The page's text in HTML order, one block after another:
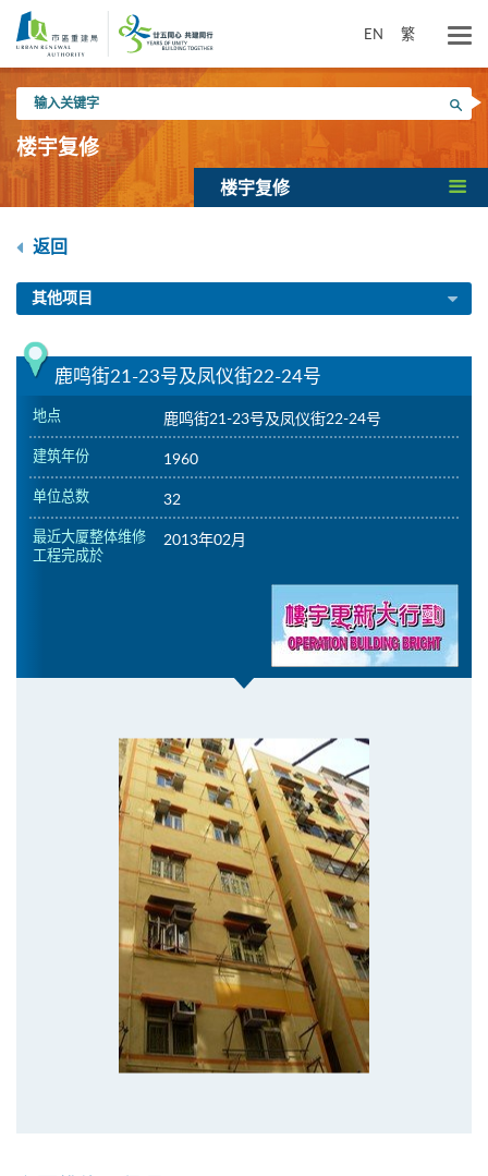
内
EN 繁
入
关
键
搜寻
楼宇复修
楼宇复修
返回
其他项目
鹿鸣街21-23号及凤仪街22-24号
地点 鹿鸣街21-23号及凤仪街22-24号
建筑年份 1960
单位总数 32
最近大厦整体维修
工程完成於
2013年02月